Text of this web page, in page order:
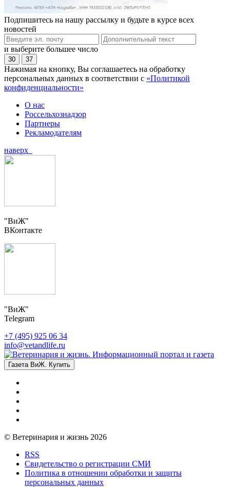
Подпишитесь на нашу рассылку и будьте в курсе всех
новостей
и выберите большее число
30 37
Нажимая на кнопку, Вы соглашаетесь на обработку
персональных данных в соответствии с «Политикой
конфиденциальности»
О нас
Россельхознадзор
Партнеры
Рекламодателям
наверх
"ВиЖ"
ВКонтакте
"ВиЖ"
Telegram
+7 (495) 925 06 34
info@vetandlife.ru
Газета ВиЖ. Купить
© Ветеринария и жизнь 2026
RSS
Свидетельство о регистрации СМИ
Политика в отношении обработки и защиты
персональных данных